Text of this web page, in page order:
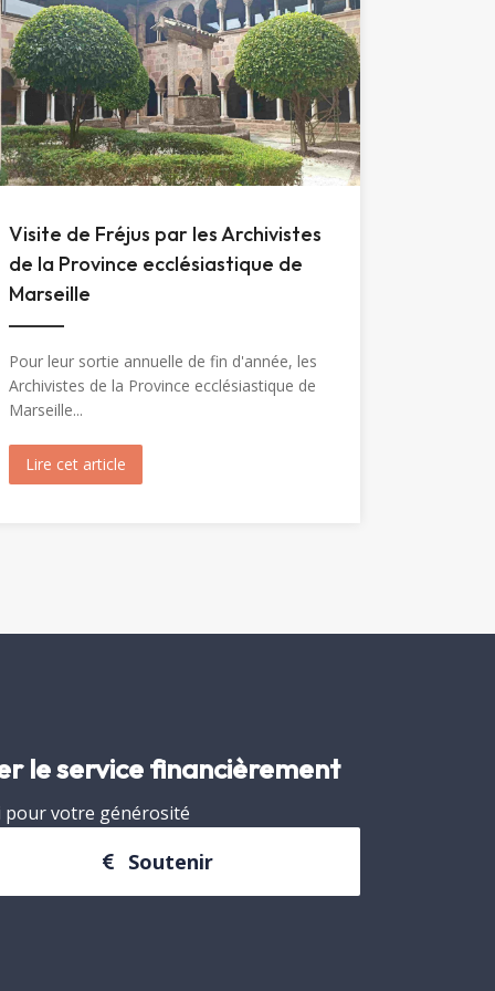
Visite de Fréjus par les Archivistes
de la Province ecclésiastique de
Marseille
Pour leur sortie annuelle de fin d'année, les
Archivistes de la Province ecclésiastique de
Marseille...
Lire cet article
le service financièrement
pour votre générosité
Soutenir